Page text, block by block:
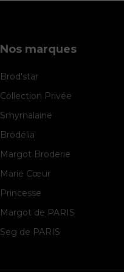
Nos marques
Brod'star
Collection Privée
Smyrnalaine
Brodélia
Margot Broderie
Marie Cœur
Princesse
Margot de PARIS
Seg de PARIS